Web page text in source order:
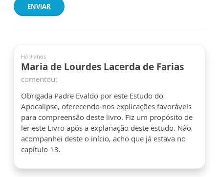
ENVIAR
Há 9 anos
Maria de Lourdes Lacerda de Farias
comentou:
Obrigada Padre Evaldo por este Estudo do
Apocalipse, oferecendo-nos explicações favoráveis
para compreensão deste livro. Fiz um propósito de
ler este Livro após a explanação deste estudo. Não
acompanhei deste o início, acho que já estava no
capítulo 13.